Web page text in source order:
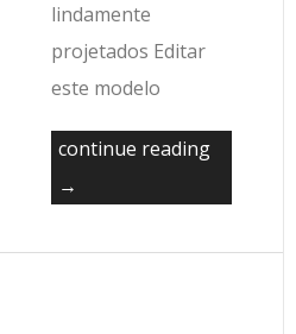
lindamente
projetados Editar
este modelo
continue reading
→